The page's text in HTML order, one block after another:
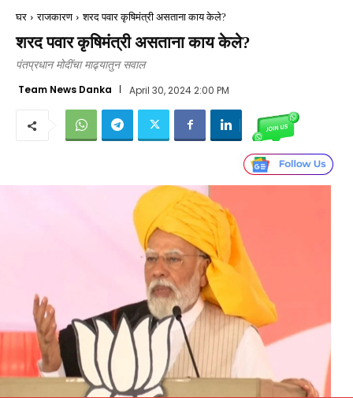
घर राजकारण शरद पवार कृषिमंत्री असताना काय केले?
शरद पवार कृषिमंत्री असताना काय केले?
पंतप्रधान मोदींचा माढ्यातुन सवाल
Team News Danka April 30, 2024 2:00 PM